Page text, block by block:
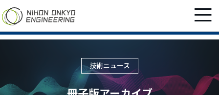
技術ニュース